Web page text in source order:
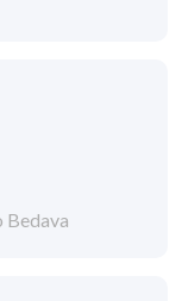
Bedava